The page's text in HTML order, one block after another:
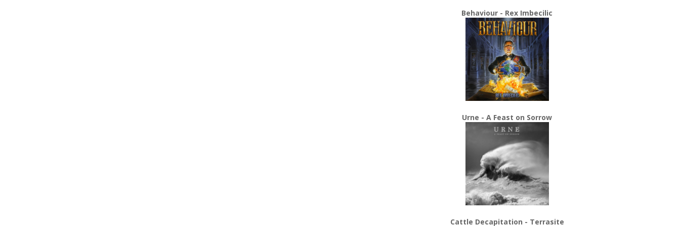
Behaviour - Rex Imbecilic
Urne - A Feast on Sorrow
Cattle Decapitation - Terrasite